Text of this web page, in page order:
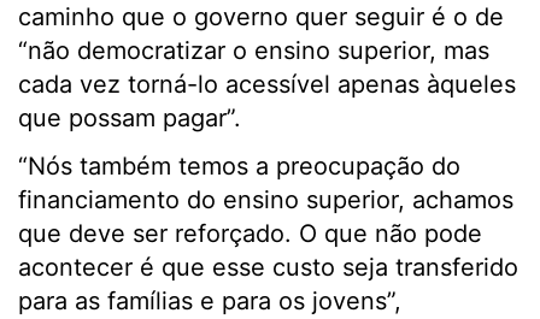
caminho que o governo quer seguir é o de
“não democratizar o ensino superior, mas
cada vez torná-lo acessível apenas àqueles
que possam pagar”.
“Nós também temos a preocupação do
financiamento do ensino superior, achamos
que deve ser reforçado. O que não pode
acontecer é que esse custo seja transferido
para as famílias e para os jovens”,